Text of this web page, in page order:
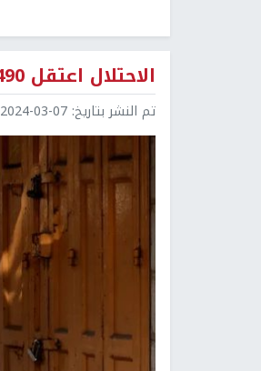
الاحتلال اعتقل 7490 مواطنا من الضفة منذ السابع من تشرين الأول الماضي
تم النشر بتاريخ: 2024-03-07 11:28